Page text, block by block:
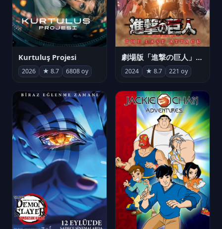
Kurtuluş Projesi
2026 ★ 8.7 6808 oy
劇場版「進撃の巨人」完結編 THE LAST ATTACK
2024 ★ 8.7 221 oy